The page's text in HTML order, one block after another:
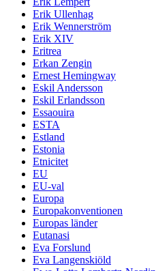
Erik Ullenhag
Erik Wennerström
Erik XIV
Eritrea
Erkan Zengin
Ernest Hemingway
Eskil Andersson
Eskil Erlandsson
Essaouira
ESTA
Estland
Estonia
Etnicitet
EU
EU-val
Europa
Europakonventionen
Europas länder
Eutanasi
Eva Forslund
Eva Langenskiöld